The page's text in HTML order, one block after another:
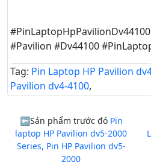
#Pavilion #Dv44100
Tag: Pin Laptop HP Pavilion
Pavilion dv4-4100,
Sản phẩm trước đó Pin
laptop HP Pavilion dv5-2000
Series, Pin HP Pavilion dv5-
2000